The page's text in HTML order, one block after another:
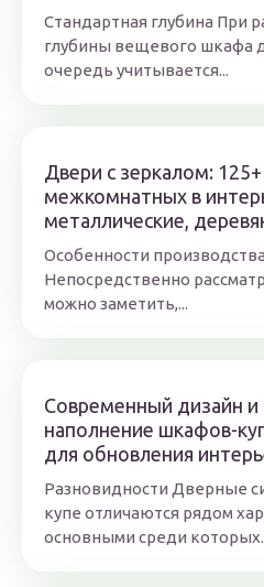
Стандартная глубина При
глубины вещевого шкафа
очередь учитывается...
Двери с зеркалом:
межкомнатных в
металлические,
Особенности
Непосредственно
можно заметить,...
Современный дизайн и
наполнение шкафов-
для обновления
Разновидности Дверные
купе отличаются рядом
основными среди